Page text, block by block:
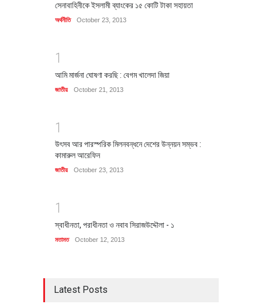
সেনাবাহিনীকে ইসলামী ব্যাংকের ১৫ কোটি টাকা সহায়তা
অর্থনীতি October 23, 2013
1
আমি মার্জনা ঘোষণা করছি : বেগম খালেদা জিয়া
জাতীয় October 21, 2013
1
উৎসব আর পারস্পরিক মিলনবন্ধনে দেশের উন্নয়ন সম্ভব :
কামারুল আরেফিন
জাতীয় October 23, 2013
1
স্বাধীনতা, পরাধীনতা ও নবাব সিরাজউদ্দৌলা - ১
মতামত October 12, 2013
Latest Posts